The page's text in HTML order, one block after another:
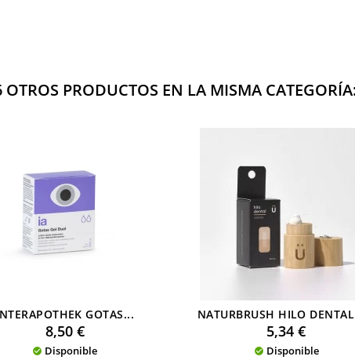
OTROS PRODUCTOS EN LA MISMA
GOTAS...
Precio
8,50 €
 Disponible
NATURBRUSH HILO
Precio
5,34 €
 Disponible